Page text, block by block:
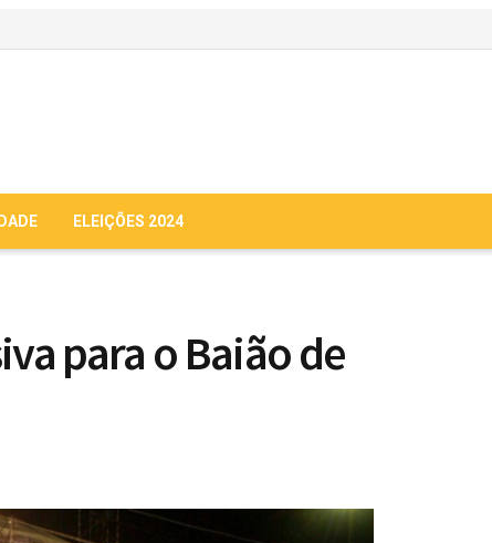
ELEIÇÕES 2024
para o Baião de